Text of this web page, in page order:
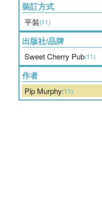
裝訂方式
平裝(11)
出版社/品牌
Sweet Cherry Pub(11)
作者
Pip Murphy(11)